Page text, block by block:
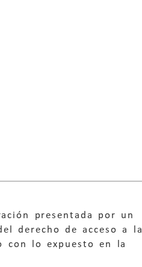
presentada por un
derecho de acceso a la
con lo expuesto en la